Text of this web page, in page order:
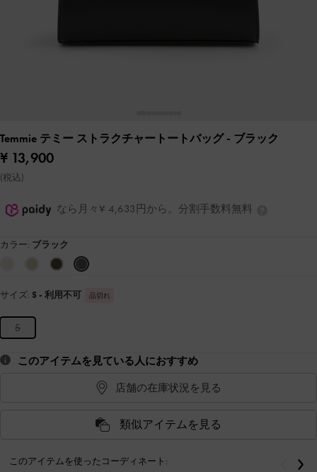
Temmie テミー ストラクチャートートバッグ- ブラック
¥ 13,900
(税込)
なら月々¥ 4,633円から。分割手数料無料
カラー: ブラック
サイズ: S - 利用不可 品切れ
S
このアイテムを見ている人におすすめ
店舗の在庫状況を見る
類似アイテムを見る
このアイテムを使ったコーディネート: 戻る